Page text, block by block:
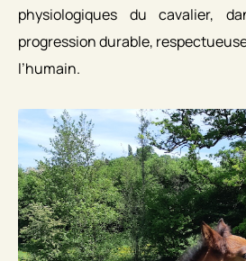
physiologiques du cavalier,
progression durable,
l’humain.